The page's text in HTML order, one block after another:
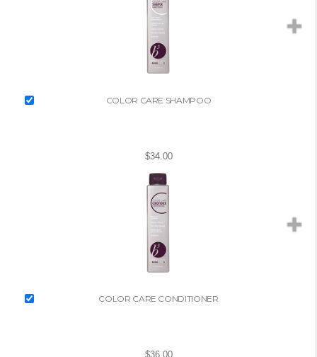
COLOR CARE SHAMPOO
$34.00
COLOR CARE CONDITIONER
$36.00